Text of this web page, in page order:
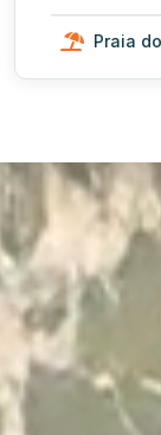
Praia